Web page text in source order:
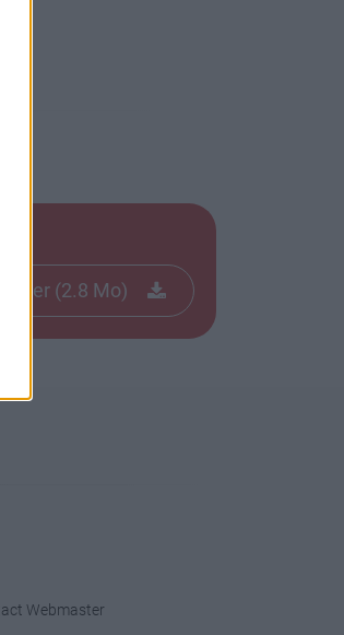
(2.8 Mo)
Webmaster